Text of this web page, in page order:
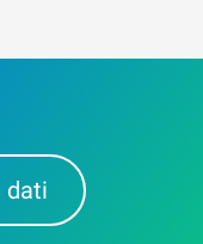
dati